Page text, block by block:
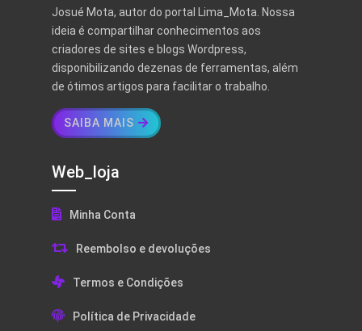
Josué Mota, autor do portal Lima_Mota. Nossa
ideia é compartilhar conhecimentos aos
criadores de sites e blogs Wordpress,
disponibilizando dezenas de ferramentas, além
de ótimos artigos para facilitar o trabalho.
SAIBA MAIS
Web_loja
Minha Conta
Reembolso e devoluções
Termos e Condições
Política de Privacidade